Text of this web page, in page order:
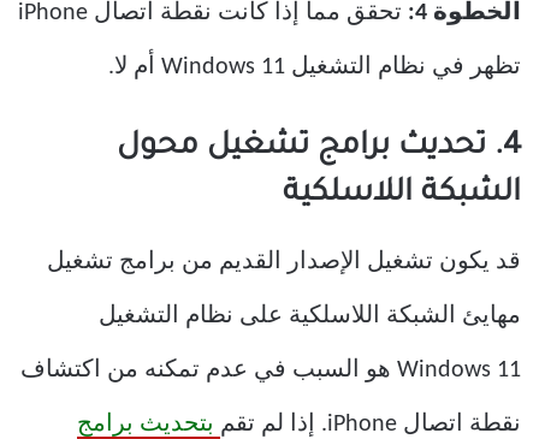
الخطوة 4: تحقق مما إذا كانت نقطة اتصال iPhone
تظهر في نظام التشغيل Windows 11 أم لا.
4. تحديث برامج تشغيل محول
الشبكة اللاسلكية
قد يكون تشغيل الإصدار القديم من برامج تشغيل
مهايئ الشبكة اللاسلكية على نظام التشغيل
Windows 11 هو السبب في عدم تمكنه من اكتشاف
نقطة اتصال iPhone. إذا لم تقم بتحديث برامج